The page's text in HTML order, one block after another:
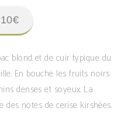
€ Plage
prix :
33,35€
à
blond et de cuir typique du
En bouche les fruits noirs
denses et soyeux. La
notes de cerise kirshées.